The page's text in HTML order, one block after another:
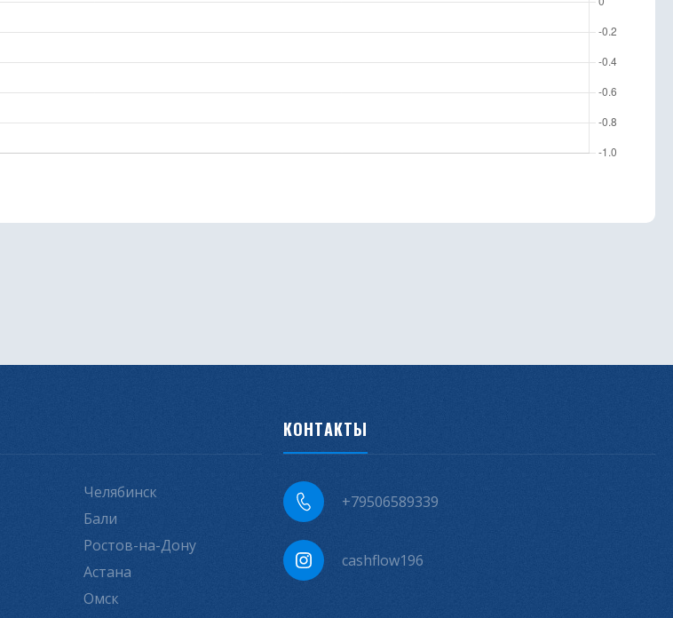
Челябинск
Бали
Ростов-на-Дону
Астана
Омск
КОНТАКТЫ
+79506589339
cashflow196